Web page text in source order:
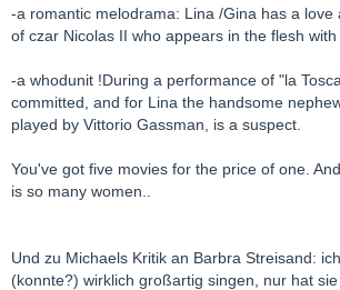
-a romantic melodrama: Lina /Gina has a love
of czar Nicolas II who appears in the flesh with
-a whodunit !During a performance of "la
committed, and for Lina the handsome
played by Vittorio Gassman, is a suspect.
You've got five movies for the price of one.
is so many women..
Und zu Michaels Kritik an Barbra Streisand:
(konnte?) wirklich großartig singen, nur hat